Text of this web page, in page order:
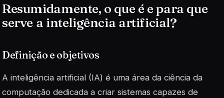
Resumidamente, o que é e para que
serve a inteligência artificial?
Definição e objetivos
A inteligência artificial (IA) é uma área da ciência da
computação dedicada a criar sistemas capazes de